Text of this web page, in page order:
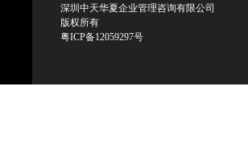
深圳中天华夏企业管理咨询有限公司
版权所有
粤ICP备12059297号